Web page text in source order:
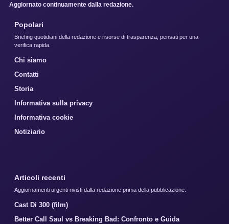
Aggiornato continuamente dalla redazione.
Popolari
Briefing quotidiani della redazione e risorse di trasparenza, pensati per una
verifica rapida.
Chi siamo
Contatti
Storia
Informativa sulla privacy
Informativa cookie
Notiziario
Articoli recenti
Aggiornamenti urgenti rivisti dalla redazione prima della pubblicazione.
Cast Di 300 (film)
Better Call Saul vs Breaking Bad: Confronto e Guida